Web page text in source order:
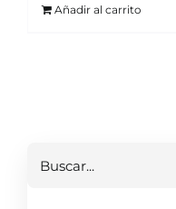
Añadir al carrito